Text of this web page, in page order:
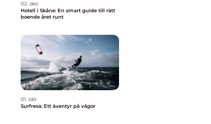
02. dec
Hotell i Skåne: En smart guide till rätt
boende året runt
01. okt
Surfresa: Ett äventyr på vågor